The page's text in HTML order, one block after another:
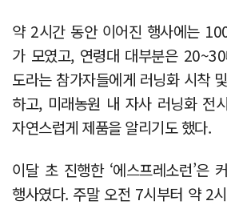
약 2시간 동안 이어진 행사에는
가 모였고, 연령대 대부분은
도라는 참가자들에게 러닝화 시착
하고, 미래농원 내 자사 러닝화 전
자연스럽게 제품을 알리기도 했다.
이달 초 진행한 ‘에스프레소런’은
행사였다. 주말 오전 7시부터 약 2